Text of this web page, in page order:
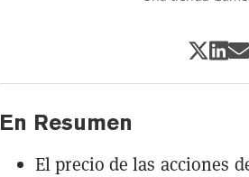
En Resumen
El precio de las acciones